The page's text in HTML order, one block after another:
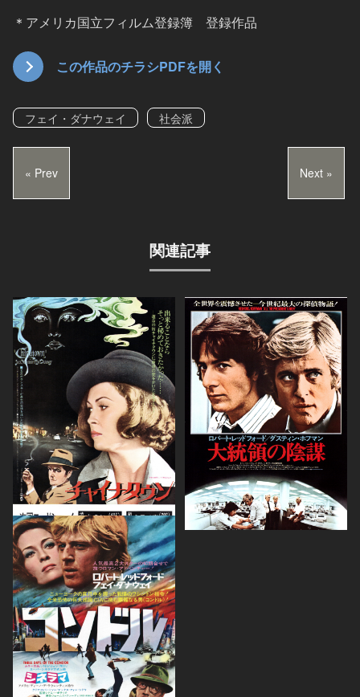
＊ アメリカ国立フィルム登録簿 登録作品
この作品のチラシPDFを開く
フェイ・ダナウェイ 社会派
« Prev Next »
関連記事